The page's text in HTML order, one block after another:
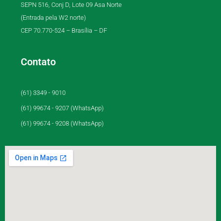
SEPN 516, Conj D, Lote 09 Asa Norte
(Entrada pela W2 norte)
CEP 70.770-524 – Brasília – DF
Contato
(61) 3349 - 9010
(61) 99674 - 9207 (WhatsApp)
(61) 99674 - 9208 (WhatsApp)